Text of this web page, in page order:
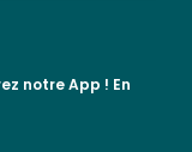
notre App ! En